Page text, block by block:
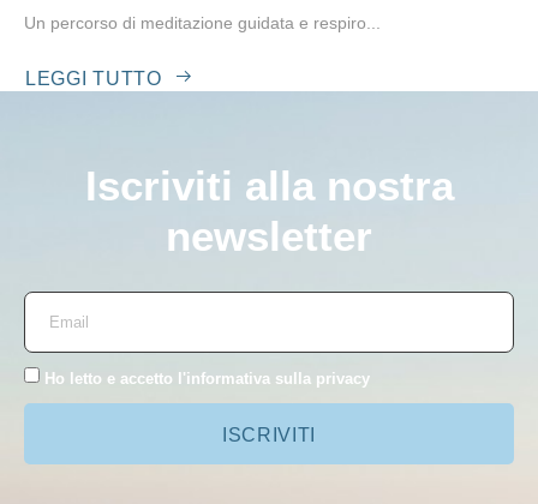
Un percorso di meditazione guidata e respiro...
LEGGI TUTTO
Iscriviti alla nostra
newsletter
Ho letto e accetto l'informativa sulla privacy
ISCRIVITI